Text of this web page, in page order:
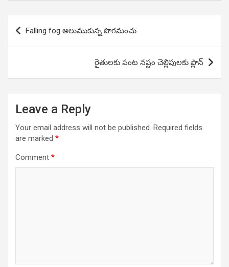
Post
navigation
Falling fog అలుముకున్న పొగమంచు
రైతులకు పంట నష్టం చెల్లిపులకు ప్లాన్
Leave a Reply
Your email address will not be published. Required fields
are marked *
Comment *